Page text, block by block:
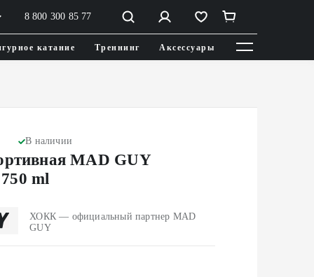
8 800 300 85 77
катание Треннинг Аксессуары
В наличии
MAD GUY
ml
ХОКК — официальный партнер MAD
GUY